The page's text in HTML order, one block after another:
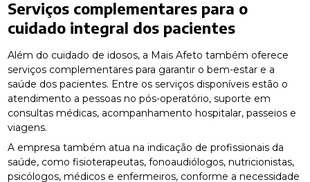
Serviços complementares para o
cuidado integral dos pacientes
Além do cuidado de idosos, a Mais Afeto também oferece
serviços complementares para garantir o bem-estar e a
saúde dos pacientes. Entre os serviços disponíveis estão o
atendimento a pessoas no pós-operatório, suporte em
consultas médicas, acompanhamento hospitalar, passeios e
viagens.
A empresa também atua na indicação de profissionais da
saúde, como fisioterapeutas, fonoaudiólogos, nutricionistas,
psicólogos, médicos e enfermeiros, conforme a necessidade